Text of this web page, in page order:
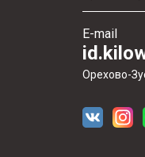
E-mail
Орехово-